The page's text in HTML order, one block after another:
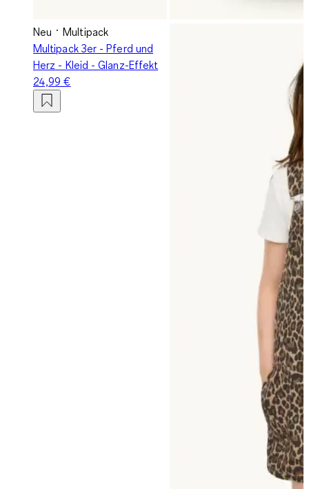
Neu
Multipack
Multipack 3er - Pferd und
Herz - Kleid - Glanz-Effekt
24,99 €